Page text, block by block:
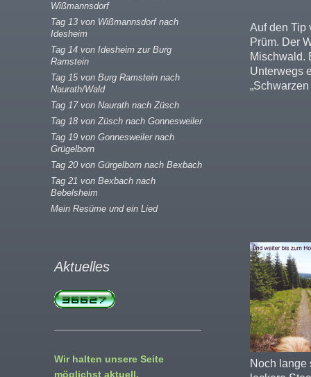
Auf den Tip
Prüm. Der
Mischwald.
Unterwegs
Noch lange
Wißmannsdorf
Tag 13 von Wißmannsdorf nach
Idesheim
Tag 14 von Idesheim zur Burg
Ramstein
Tag 15 von Burg Ramstein nach
Naurath/Wald
Tag 17 von Naurath nach Züsch
Tag 18 von Züsch nach Gonnesweiler
Tag 19 von Gonnesweiler nach
Grügelborn
Tag 20 von Gürgelborn nach Bexbach
Tag 21 von Bexbach nach
Bebelsheim
Mein Resüme und ein Lied
Aktuelles
Wir halten unsere Seite
möglichst aktuell.